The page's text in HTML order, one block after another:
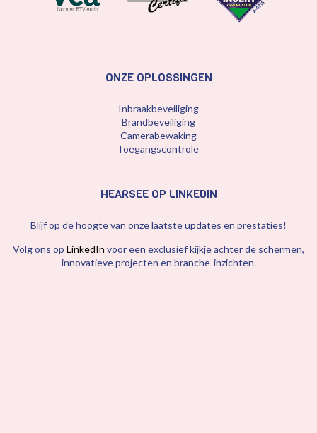
ONZE OPLOSSINGEN
Inbraakbeveiliging
Brandbeveiliging
Camerabewaking
Toegangscontrole
HEARSEE OP LINKEDIN
Blijf op de hoogte van onze laatste updates en prestaties!
Volg ons op LinkedIn voor een exclusief kijkje achter de schermen,
innovatieve projecten en branche-inzichten.